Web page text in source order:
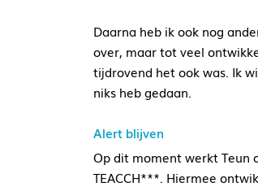
Daarna heb ik ook nog
over, maar tot veel
tijdrovend het ook was. Ik
niks heb gedaan.
Alert blijven
Op dit moment werkt Teun
TEACCH***. Hiermee